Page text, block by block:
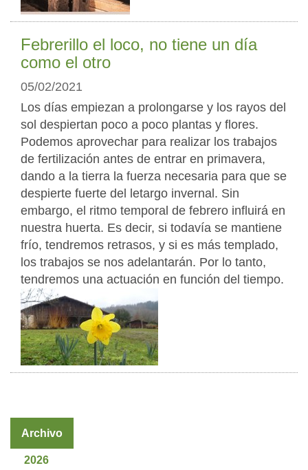
Febrerillo el loco, no tiene un día
como el otro
05/02/2021
Los días empiezan a prolongarse y los rayos del
sol despiertan poco a poco plantas y flores.
Podemos aprovechar para realizar los trabajos
de fertilización antes de entrar en primavera,
dando a la tierra la fuerza necesaria para que se
despierte fuerte del letargo invernal. Sin
embargo, el ritmo temporal de febrero influirá en
nuestra huerta. Es decir, si todavía se mantiene
frío, tendremos retrasos, y si es más templado,
los trabajos se nos adelantarán. Por lo tanto,
tendremos una actuación en función del tiempo.
Archivo
2026